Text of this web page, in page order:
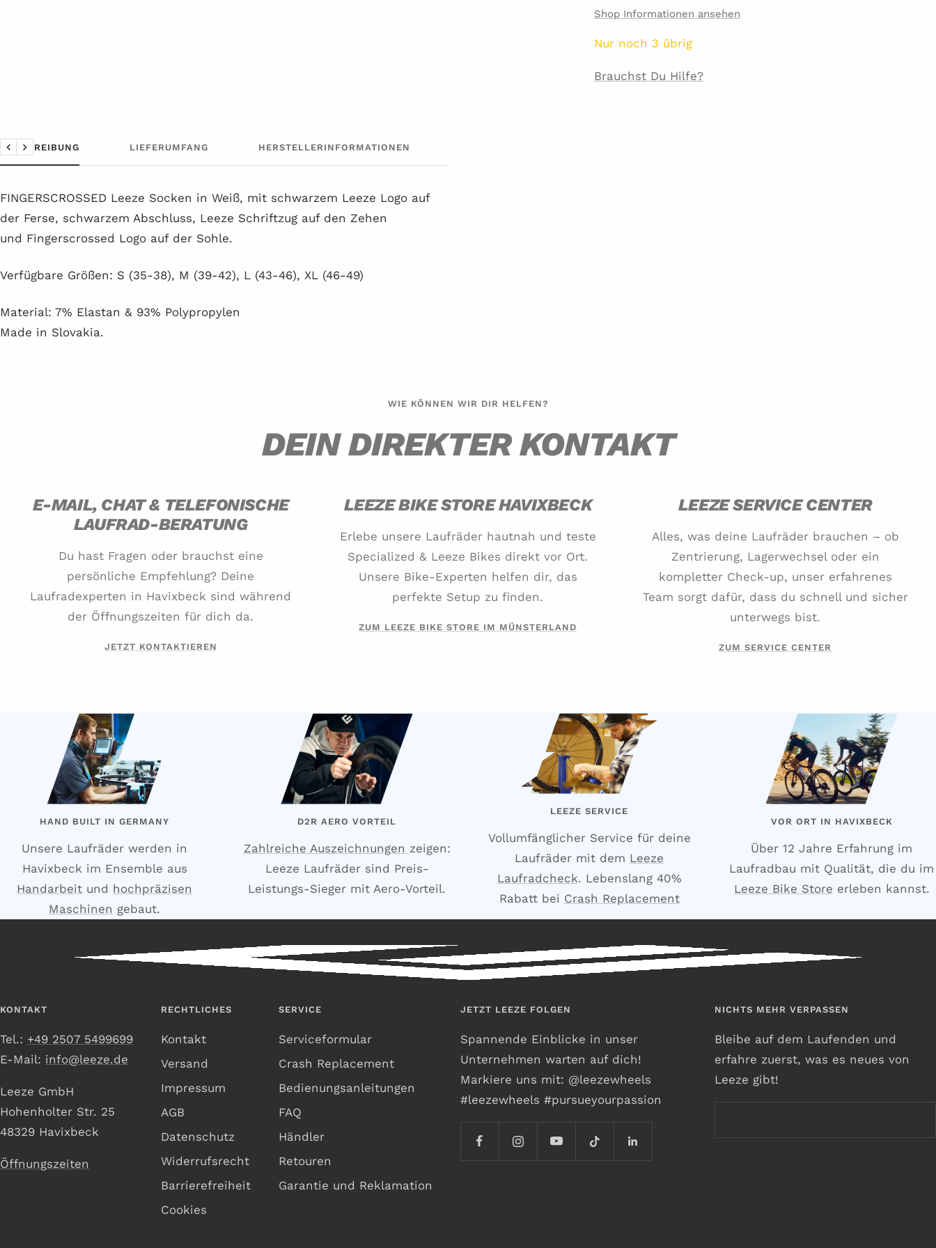
Shop Informationen ansehen
Nur noch 3 übrig
Brauchst Du Hilfe?
BESCHREIBUNG LIEFERUMFANG HERSTELLERINFORMATIONEN
Zurück
Weiter
FINGERSCROSSED Leeze Socken in Weiß, mit schwarzem Leeze Logo auf
der Ferse, schwarzem Abschluss, Leeze Schriftzug auf den Zehen
und Fingerscrossed Logo auf der Sohle.
Verfügbare Größen: S (35-38), M (39-42), L (43-46), XL (46-49)
Material: 7% Elastan & 93% Polypropylen
Made in Slovakia.
WIE KÖNNEN WIR DIR HELFEN?
DEIN DIREKTER KONTAKT
E-MAIL, CHAT & TELEFONISCHE
LAUFRAD-BERATUNG
Du hast Fragen oder brauchst eine
persönliche Empfehlung? Deine
Laufradexperten in Havixbeck sind während
der Öffnungszeiten für dich da.
JETZT KONTAKTIEREN
LEEZE BIKE STORE HAVIXBECK
Erlebe unsere Laufräder hautnah und teste
Specialized & Leeze Bikes direkt vor Ort.
Unsere Bike-Experten helfen dir, das
perfekte Setup zu finden.
ZUM LEEZE BIKE STORE IM MÜNSTERLAND
LEEZE SERVICE CENTER
Alles, was deine Laufräder brauchen – ob
Zentrierung, Lagerwechsel oder ein
kompletter Check-up, unser erfahrenes
Team sorgt dafür, dass du schnell und sicher
unterwegs bist.
ZUM SERVICE CENTER
HAND BUILT IN GERMANY
Unsere Laufräder werden in
Havixbeck im Ensemble aus
Handarbeit und hochpräzisen
Maschinen gebaut.
D2R AERO VORTEIL
Zahlreiche Auszeichnungen zeigen:
Leeze Laufräder sind Preis-
Leistungs-Sieger mit Aero-Vorteil.
LEEZE SERVICE
Vollumfänglicher Service für deine
Laufräder mit dem Leeze
Laufradcheck. Lebenslang 40%
Rabatt bei Crash Replacement
VOR ORT IN HAVIXBECK
Über 12 Jahre Erfahrung im
Laufradbau mit Qualität, die du im
Leeze Bike Store erleben kannst.
KONTAKT
Tel.: +49 2507 5499699
E-Mail: info@leeze.de
Leeze GmbH
Hohenholter Str. 25
48329 Havixbeck
Öffnungszeiten
RECHTLICHES
Kontakt
Versand
Impressum
AGB
Datenschutz
Widerrufsrecht
Barrierefreiheit
Cookies
SERVICE
Serviceformular
Crash Replacement
Bedienungsanleitungen
FAQ
Händler
Retouren
Garantie und Reklamation
JETZT LEEZE FOLGEN
Spannende Einblicke in unser
Unternehmen warten auf dich!
Markiere uns mit: @leezewheels
#leezewheels #pursueyourpassion
NICHTS MEHR VERPASSEN
Bleibe auf dem Laufenden und
erfahre zuerst, was es neues von
Leeze gibt!